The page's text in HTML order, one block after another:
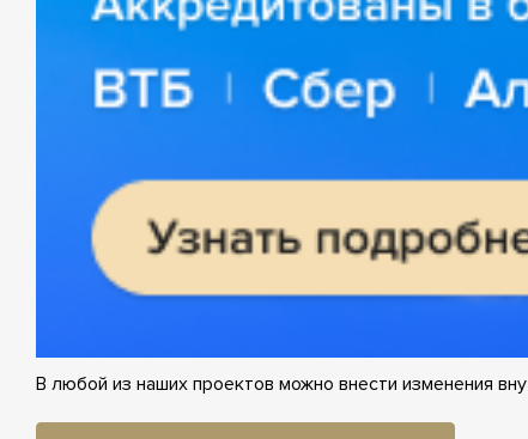
В любой из наших проектов можно внести изменения